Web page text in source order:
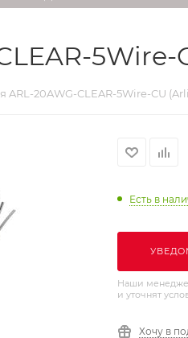
5Wire-
20AWG-CLEAR-5Wire-CU
Есть в
Наши
и уточнят
Хочу в